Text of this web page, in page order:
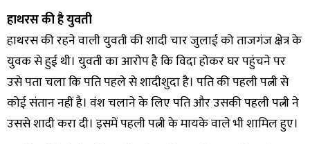
हाथरस की है युवती
हाथरस की रहने वाली युवती की शादी चार जुलाई को ताजगंज क्षेत्र के
युवक से हुई थी। युवती का आरोप है कि विदा होकर घर पहुंचने पर
उसे पता चला कि पति पहले से शादीशुदा है। पति की पहली पत्नी से
कोई संतान नहीं है। वंश चलाने के लिए पति और उसकी पहली पत्नी ने
उससे शादी करा दी। इसमें पहली पत्नी के मायके वाले भी शामिल हुए।